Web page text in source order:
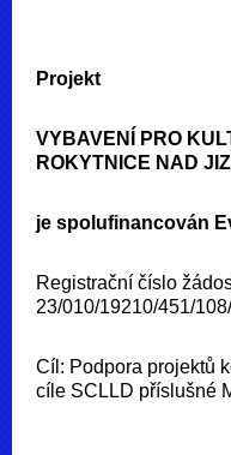
Projekt
VYBAVENÍ PRO
ROKYTNICE NAD
je spolufinancován
Registrační číslo
23/010/19210/451/
Cíl: Podpora projektů
cíle SCLLD příslušné